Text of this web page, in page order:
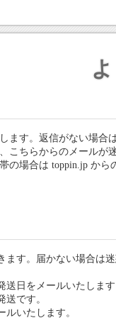
ます。返信がない場合
こちらからのメールが
の場合は toppin.jp から
ます。届かない場合は
送日をメールいたしま
です。
いたします。